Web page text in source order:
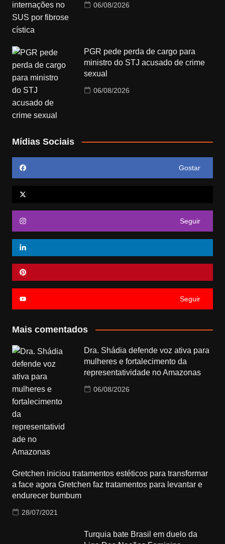
06/08/2026
PGR pede perda de cargo para
ministro do STJ acusado de crime
sexual
06/08/2026
Mídias Sociais
Gostar
Seguir
Seguir
Mais comentados
Dra. Shádia defende voz ativa para
mulheres e fortalecimento da
representatividade no Amazonas
06/08/2026
Gretchen iniciou tratamentos estéticos para transformar
a face agora Gretchen faz tratamentos para levantar e
endurecer bumbum
28/07/2021
Turquia bate Brasil em duelo da